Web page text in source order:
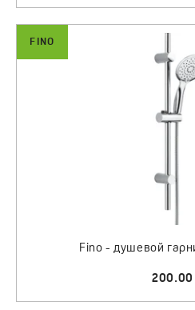
FINO
Fino - душевой
200.00